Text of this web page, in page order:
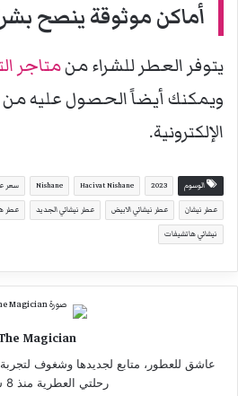
أماكن موثوقة ينصح
يتوفر العطر للشراء منمتاجر
ويمكنك أيضاً الحصول عليه من
الإلكترونية.
الوسوم 2023
Hacivat Nishane
Nishane سعر
عطر نيشان عطر نيشاني الابيض عطر نيشاني الجديد عطر
نيشاني هاتشيفات
Magician
عاشق للعطور، متابع لجديدها وشغوف
رحلتي العطرية منذ 8 سنوات.